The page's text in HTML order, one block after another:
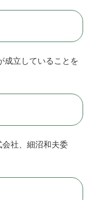
成立していることを
社、細沼和夫委